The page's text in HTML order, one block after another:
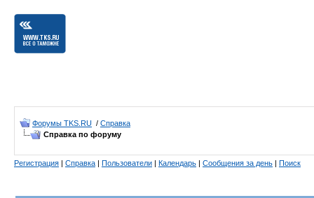
Форумы TKS.RU / Справка
Справка по форуму
Регистрация | Справка | Пользователи | Календарь | Сообщения за день | Поиск